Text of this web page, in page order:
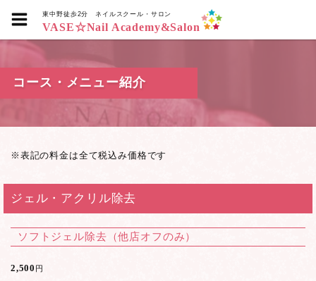
東中野徒歩2分ネイルスクール・サロン
VASE☆Nail Academy&Salon
コース・メニュー紹介
※表記の料金は全て税込み価格です
ジェル・アクリル除去
ソフトジェル除去（他店オフのみ）
2,500 円